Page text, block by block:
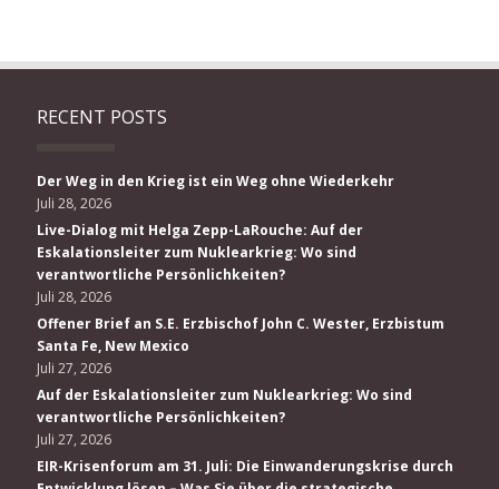
RECENT POSTS
Der Weg in den Krieg ist ein Weg ohne Wiederkehr
Juli 28, 2026
Live-Dialog mit Helga Zepp-LaRouche: Auf der
Eskalationsleiter zum Nuklearkrieg: Wo sind
verantwortliche Persönlichkeiten?
Juli 28, 2026
Offener Brief an S.E. Erzbischof John C. Wester, Erzbistum
Santa Fe, New Mexico
Juli 27, 2026
Auf der Eskalationsleiter zum Nuklearkrieg: Wo sind
verantwortliche Persönlichkeiten?
Juli 27, 2026
EIR-Krisenforum am 31. Juli: Die Einwanderungskrise durch